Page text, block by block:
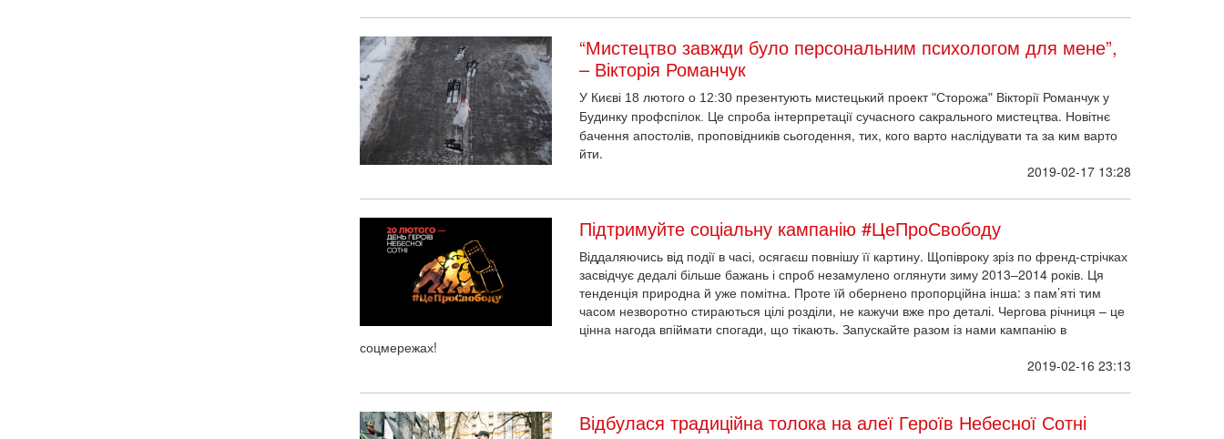
“Мистецтво завжди було персональним психологом для мене”,
– Вікторія Романчук
У Києві 18 лютого о 12:30 презентують мистецький проект "Сторожа" Вікторії Романчук у
Будинку профспілок. Цеспроба інтерпретації сучасного сакрального мистецтва. Новітнє
бачення апостолів, проповідників сьогодення, тих, кого варто наслідувати та за ким варто
йти.
2019-02-17 13:28
Підтримуйте соціальну кампанію #ЦеПроСвободу
Віддаляючись від події в часі, осягаєш повнішу її картину. Щопівроку зріз по френд-стрічках
засвідчує дедалі більше бажань і спроб незамулено оглянути зиму 2013–2014 років. Ця
тенденція природна й уже помітна. Проте їй обернено пропорційна інша: з пам’яті тим
часом незворотно стираються цілі розділи, не кажучи вже про деталі. Чергова річниця – це
цінна нагода впіймати спогади, що тікають. Запускайте разом із нами кампанію в
соцмережах!
2019-02-16 23:13
Відбулася традиційна толока на алеї Героїв Небесної Сотні